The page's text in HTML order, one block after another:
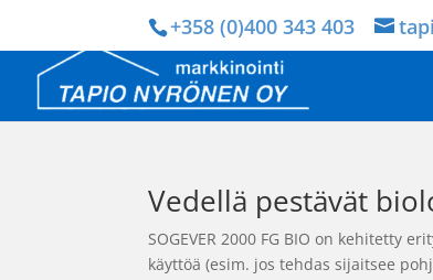
+358 (0)400 343 403
Vedellä pestävät
SOGEVER 2000 FG BIO on kehitetty
käyttöä (esim. jos tehdas sijaitsee